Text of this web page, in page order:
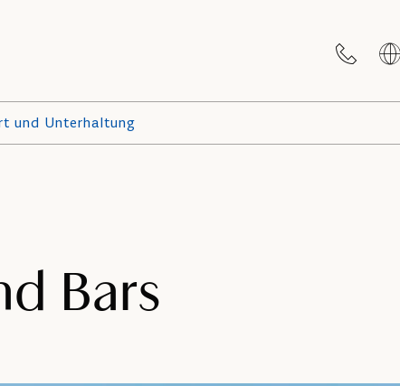
und Unterhaltung
Bars